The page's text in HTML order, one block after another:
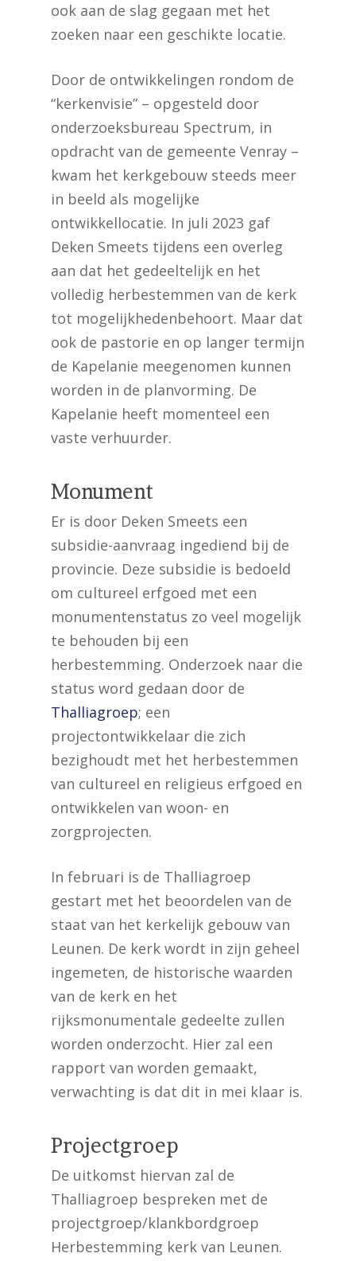
ook aan de slag gegaan met het
zoeken naar een geschikte locatie.
Door de ontwikkelingen rondom de
“kerkenvisie” – opgesteld door
onderzoeksbureau Spectrum, in
opdracht van de gemeente Venray –
kwam het kerkgebouw steeds meer
in beeld als mogelijke
ontwikkellocatie. In juli 2023 gaf
Deken Smeets tijdens een overleg
aan dat het gedeeltelijk en het
volledig herbestemmen van de kerk
tot mogelijkhedenbehoort. Maar dat
ook de pastorie en op langer termijn
de Kapelanie meegenomen kunnen
worden in de planvorming. De
Kapelanie heeft momenteel een
vaste verhuurder.
Monument
Er is door Deken Smeets een
subsidie-aanvraag ingediend bij de
provincie. Deze subsidie is bedoeld
om cultureel erfgoed met een
monumentenstatus zo veel mogelijk
te behouden bij een
herbestemming. Onderzoek naar die
status word gedaan door de
Thalliagroep; een
projectontwikkelaar die zich
bezighoudt met het herbestemmen
van cultureel en religieus erfgoed en
ontwikkelen van woon- en
zorgprojecten.
In februari is de Thalliagroep
gestart met het beoordelen van de
staat van het kerkelijk gebouw van
Leunen. De kerk wordt in zijn geheel
ingemeten, de historische waarden
van de kerk en het
rijksmonumentale gedeelte zullen
worden onderzocht. Hier zal een
rapport van worden gemaakt,
verwachting is dat dit in mei klaar is.
Projectgroep
De uitkomst hiervan zal de
Thalliagroep bespreken met de
projectgroep/klankbordgroep
Herbestemming kerk van Leunen.